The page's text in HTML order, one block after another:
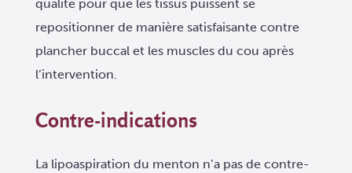
qualité pour que les tissus puissent se
repositionner de manière satisfaisante contre
plancher buccal et les muscles du cou après
l’intervention.
Contre-indications
La lipoaspiration du menton n’a pas de contre-